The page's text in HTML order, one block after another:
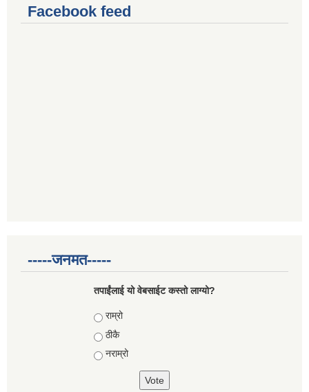
Facebook feed
-----जनमत-----
तपाईंलाई यो वेबसाईट कस्तो लाग्यो?
Choices
राम्रो
ठीकै
नराम्रो